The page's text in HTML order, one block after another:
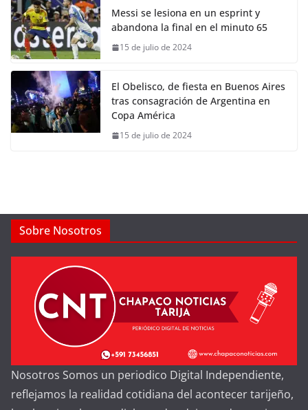
Messi se lesiona en un esprint y
abandona la final en el minuto 65
15 de julio de 2024
El Obelisco, de fiesta en Buenos Aires
tras consagración de Argentina en
Copa América
15 de julio de 2024
Sobre Nosotros
Nosotros Somos un periodico Digital Independiente,
reflejamos la realidad cotidiana del acontecer tarijeño,